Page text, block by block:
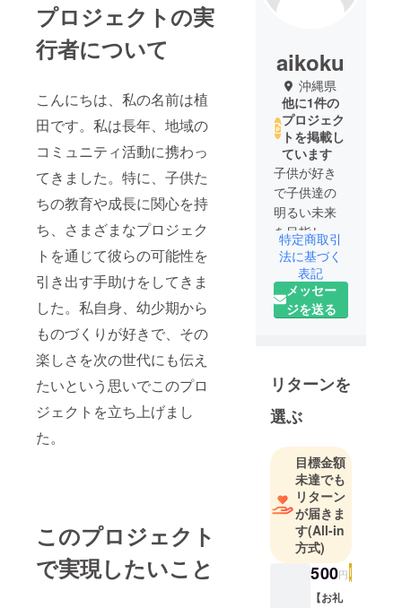
プロジェクトの実
行者について
こんにちは、私の名前は植
田です。私は長年、地域の
コミュニティ活動に携わっ
てきました。特に、子供た
ちの教育や成長に関心を持
ち、さまざまなプロジェク
トを通じて彼らの可能性を
引き出す手助けをしてきま
した。私自身、幼少期から
ものづくりが好きで、その
楽しさを次の世代にも伝え
たいという思いでこのプロ
ジェクトを立ち上げまし
た。
このプロジェクト
で実現したいこと
aikoku
沖縄県
他に1件の
プロジェク
トを掲載し
ています
子供が好き
で子供達の
明るい未来
を目指し、1
人でも多く
笑顔になっ
て欲しいと
思います。
特定商取引
法に基づく
表記
メッセー
ジを送る
リターンを
選ぶ
目標金額
未達でも
リターン
が届きま
す(All-in
方式)
500円
【お礼